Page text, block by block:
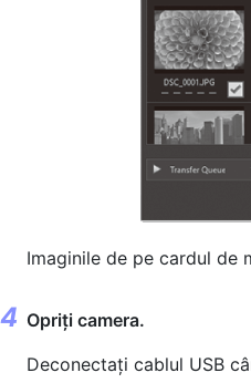
Imaginile de pe cardul de
Opriți camera.
Deconectați cablul USB